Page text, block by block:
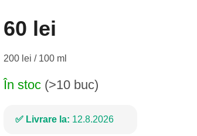
60 lei
Evaluare
200 lei / 100 ml
În stoc (>10 buc)
Livrare la: 12.8.2026